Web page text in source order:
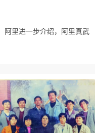
阿里进一步介绍，阿里真武